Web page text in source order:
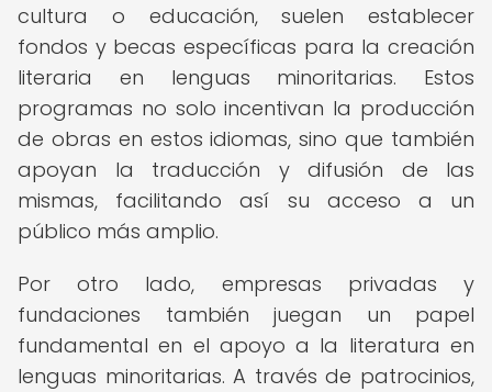
cultura o educación, suelen establecer
fondos y becas específicas para la creación
literaria en lenguas minoritarias. Estos
programas no solo incentivan la producción
de obras en estos idiomas, sino que también
apoyan la traducción y difusión de las
mismas, facilitando así su acceso a un
público más amplio.
Por otro lado, empresas privadas y
fundaciones también juegan un papel
fundamental en el apoyo a la literatura en
lenguas minoritarias. A través de patrocinios,